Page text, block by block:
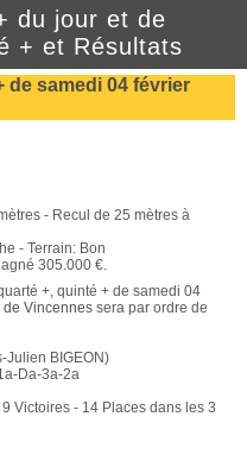
du jour et de
+ et Résultats
de samedi 04 février
- Recul de 25 mètres à
- Terrain: Bon
305.000 €.
+, quinté + de samedi 04
de Vincennes sera par ordre de
Julien BIGEON)
Da-3a-2a
Victoires - 14 Places dans les 3